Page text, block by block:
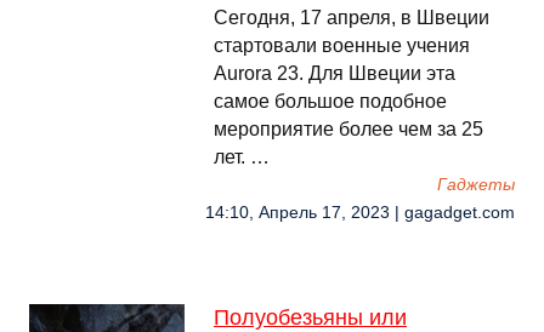
Сегодня, 17 апреля, в Швеции
стартовали военные учения
Aurora 23. Для Швеции эта
самое большое подобное
мероприятие более чем за 25
лет. …
Гаджеты
14:10, Апрель 17, 2023 | gagadget.com
Полуобезьяны или